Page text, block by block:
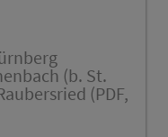
(b. St.
(PDF,